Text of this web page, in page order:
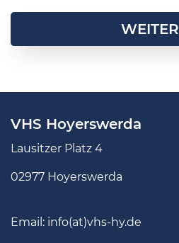
WEITER
VHS Hoyerswerda
Lausitzer Platz 4
02977 Hoyerswerda
Email: info(at)vhs-hy.de